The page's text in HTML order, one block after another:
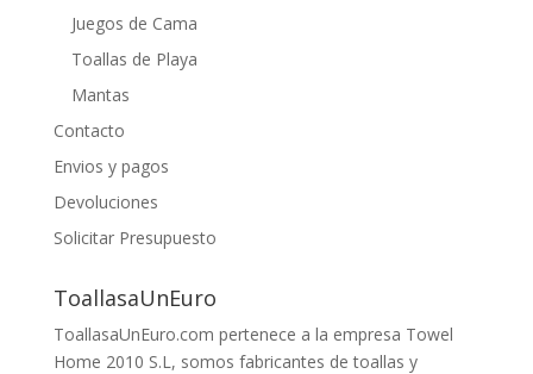
Juegos de Cama
Toallas de Playa
Mantas
Contacto
Envios y pagos
Devoluciones
Solicitar Presupuesto
ToallasaUnEuro
ToallasaUnEuro.com pertenece a la empresa Towel
Home 2010 S.L, somos fabricantes de toallas y